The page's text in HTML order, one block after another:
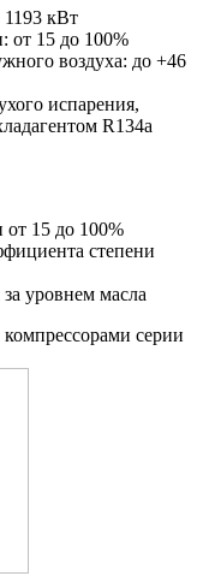
1193 кВт
от 15 до 100%
воздуха: до +46
испарения,
R134a
15 до 100%
степени
уровнем масла
серии